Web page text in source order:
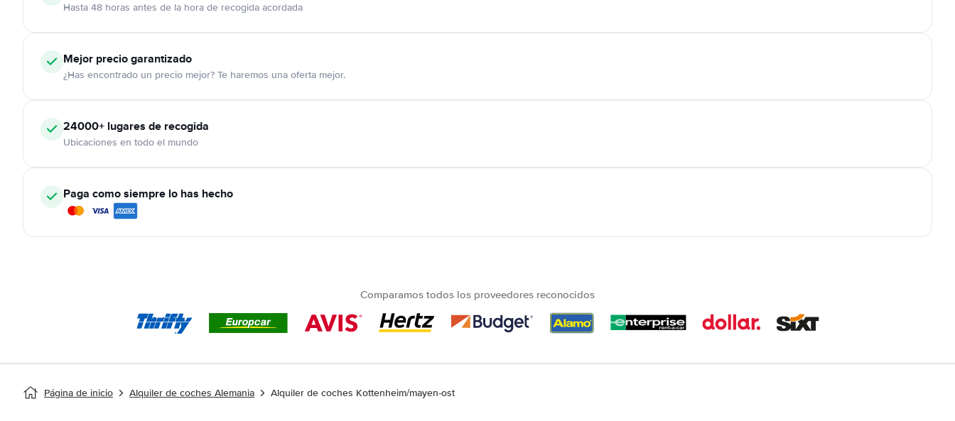
Hasta 48 horas antes de la hora de recogida acordada
Mejor precio garantizado
¿Has encontrado un precio mejor? Te haremos una oferta mejor.
24000+ lugares de recogida
Ubicaciones en todo el mundo
Paga como siempre lo has hecho
Comparamos todos los proveedores reconocidos
Página de inicio Alquiler de coches Alemania Alquiler de coches Kottenheim/mayen-ost